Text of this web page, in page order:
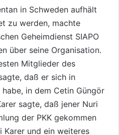
in Schweden aufhält
zu werden, machte
Geheimdienst SIAPO
über seine Organisation.
Mitglieder des
daß er sich in
in dem Cetin Güngör
sagte, daß jener Nuri
der PKK gekommen
Karer und ein weiteres